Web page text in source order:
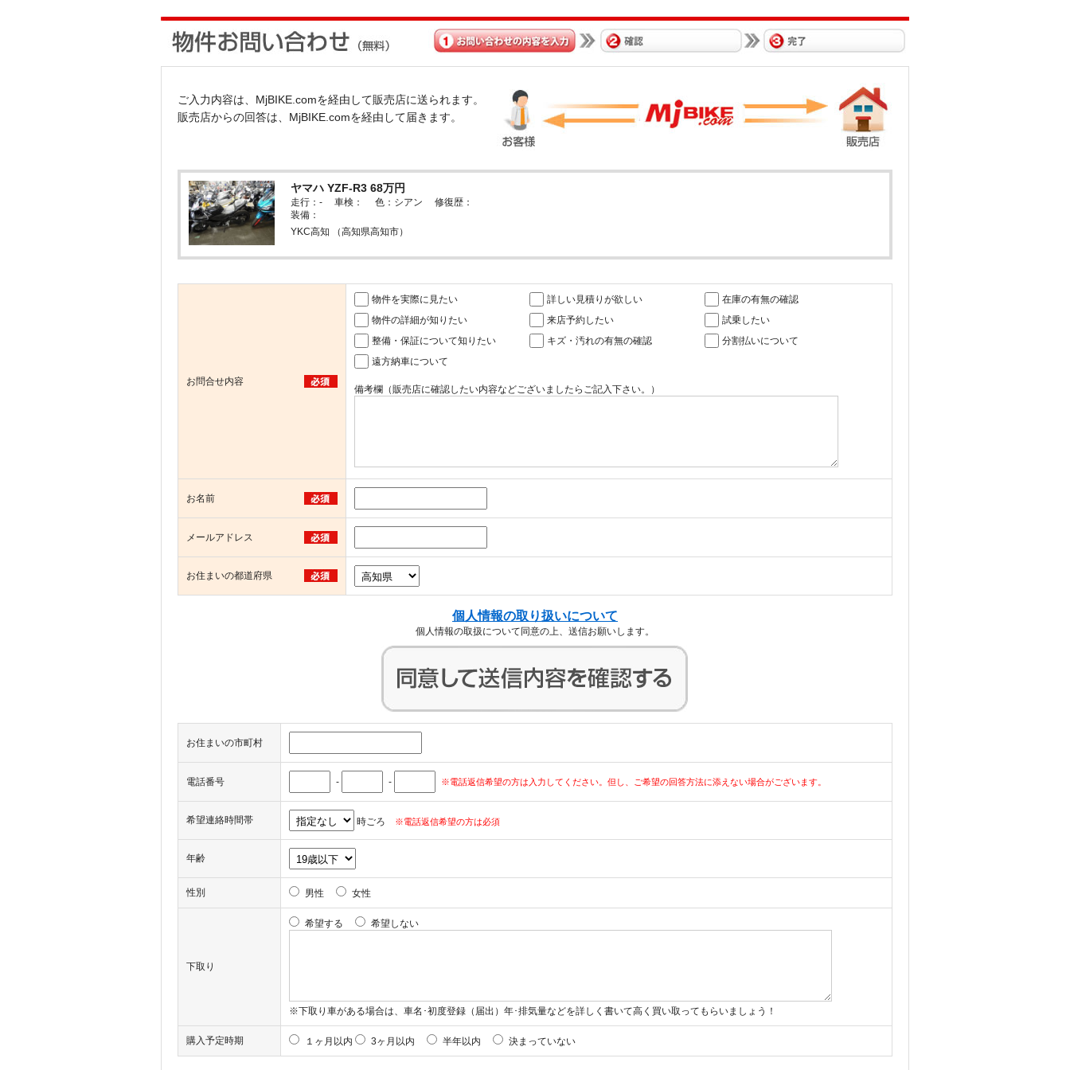
ご入力内容は、MjBIKE.comを経由して販売店に送られます。
販売店からの回答は、MjBIKE.comを経由して届きます。
ヤマハ YZF-R3 68万円
走行：- 車検： 色：シアン 修復歴：
装備：
YKC高知 （高知県高知市）
お問合せ内容
物件を実際に見たい 詳しい見積りが欲しい
在庫の有無の確認
物件の詳細が知りたい
来店予約したい
試乗したい
整備・保証について知りたい
キズ・汚れの有無の確認
分割払いについて
遠方納車について
備考欄（販売店に確認したい内容などございましたらご記入下さい。）
お名前
メールアドレス
お住まいの都道府県
個人情報の取り扱いについて
個人情報の取扱について同意の上、送信お願いします。
お住まいの市町村
電話番号 - - ※電話返信希望の方は入力してください。但し、ご希望の回答方法に添えない場合がございます。
希望連絡時間帯 時ごろ ※電話返信希望の方は必須
年齢
性別 男性 女性
下取り
希望する 希望しない
※下取り車がある場合は、車名･初度登録（届出）年･排気量などを詳しく書いて高く買い取ってもらいましょう！
購入予定時期 １ヶ月以内 3ヶ月以内 半年以内 決まっていない